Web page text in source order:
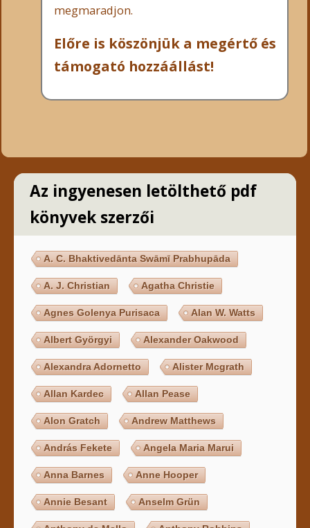
megmaradjon.
Előre is köszönjük a megértő és
támogató hozzáállást!
Az ingyenesen letölthető pdf
könyvek szerzői
A. C. Bhaktivedānta Swāmī Prabhupāda
A. J. Christian Agatha Christie
Agnes Golenya Purisaca Alan W. Watts
Albert Györgyi Alexander Oakwood
Alexandra Adornetto Alister Mcgrath
Allan Kardec Allan Pease
Alon Gratch Andrew Matthews
András Fekete Angela Maria Marui
Anna Barnes Anne Hooper
Annie Besant Anselm Grün